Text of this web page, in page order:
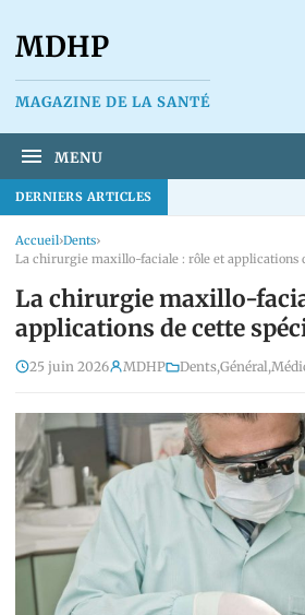
MDHP
MAGAZINE DE LA SANTÉ
MENU
DERNIERS ARTICLES
Accueil›Dents›
La chirurgie maxillo-faciale : rôle et applications
La chirurgie maxillo-
applications de cette
25 juin 2026 MDHP Dents,Général,